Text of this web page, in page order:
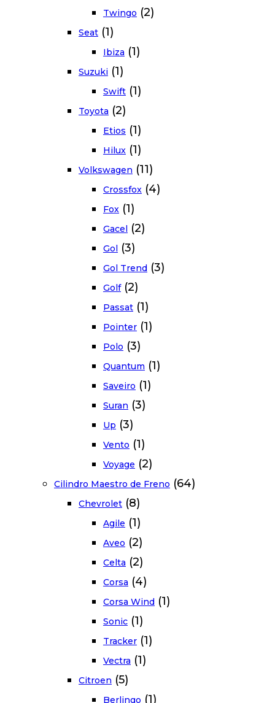
Twingo (2)
Seat (1)
Ibiza (1)
Suzuki (1)
Swift (1)
Toyota (2)
Etios (1)
Hilux (1)
Volkswagen (11)
Crossfox (4)
Fox (1)
Gacel (2)
Gol (3)
Gol Trend (3)
Golf (2)
Passat (1)
Pointer (1)
Polo (3)
Quantum (1)
Saveiro (1)
Suran (3)
Up (3)
Vento (1)
Voyage (2)
Cilindro Maestro de Freno (64)
Chevrolet (8)
Agile (1)
Aveo (2)
Celta (2)
Corsa (4)
Corsa Wind (1)
Sonic (1)
Tracker (1)
Vectra (1)
Citroen (5)
Berlingo (1)